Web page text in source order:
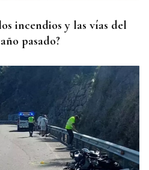
incendios y las vías del
pasado?